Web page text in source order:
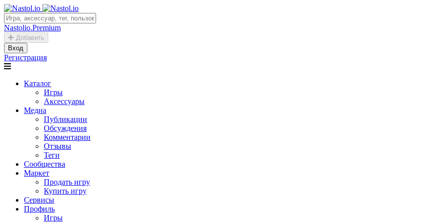
Nastolio.Premium
Добавить
Вход
Регистрация
Каталог
Игры
Аксессуары
Медиа
Публикации
Обсуждения
Комментарии
Отзывы
Теги
Сообщества
Маркет
Продать игру
Купить игру
Сервисы
Профиль
Игры